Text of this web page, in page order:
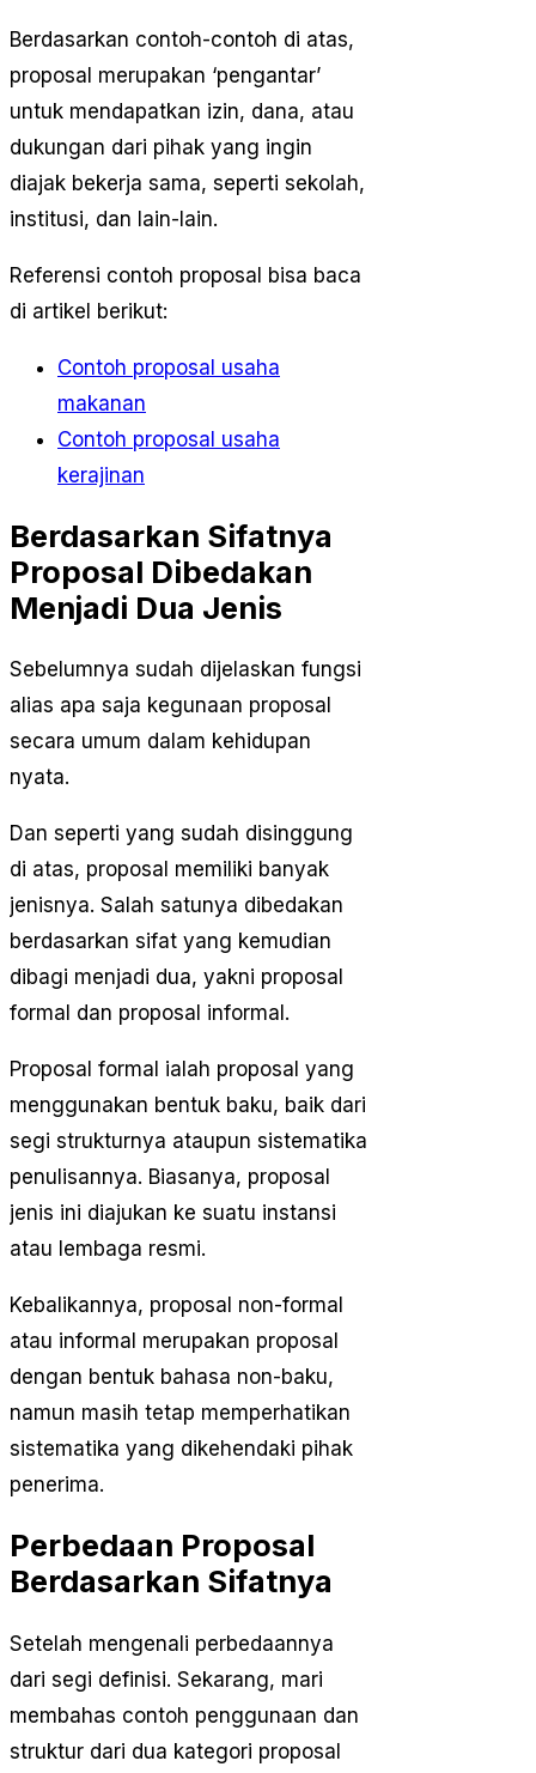
Berdasarkan contoh-contoh di atas,
proposal merupakan ‘pengantar’
untuk mendapatkan izin, dana, atau
dukungan dari pihak yang ingin
diajak bekerja sama, seperti sekolah,
institusi, dan lain-lain.
Referensi contoh proposal bisa baca
di artikel berikut:
Contoh proposal usaha
makanan
Contoh proposal usaha
kerajinan
Berdasarkan Sifatnya
Proposal Dibedakan
Menjadi Dua Jenis
Sebelumnya sudah dijelaskan fungsi
alias apa saja kegunaan proposal
secara umum dalam kehidupan
nyata.
Dan seperti yang sudah disinggung
di atas, proposal memiliki banyak
jenisnya. Salah satunya dibedakan
berdasarkan sifat yang kemudian
dibagi menjadi dua, yakni proposal
formal dan proposal informal.
Proposal formal ialah proposal yang
menggunakan bentuk baku, baik dari
segi strukturnya ataupun sistematika
penulisannya. Biasanya, proposal
jenis ini diajukan ke suatu instansi
atau lembaga resmi.
Kebalikannya, proposal non-formal
atau informal merupakan proposal
dengan bentuk bahasa non-baku,
namun masih tetap memperhatikan
sistematika yang dikehendaki pihak
penerima.
Perbedaan Proposal
Berdasarkan Sifatnya
Setelah mengenali perbedaannya
dari segi definisi. Sekarang, mari
membahas contoh penggunaan dan
struktur dari dua kategori proposal